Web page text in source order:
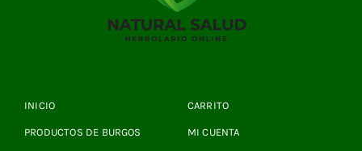
INICIO
PRODUCTOS DE BURGOS
CARRITO
MI CUENTA